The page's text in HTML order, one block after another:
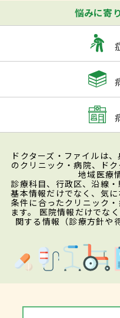
悩みに寄
ドクターズ・ファイルは
のクリニック・病院、ド
地域医療
診療科目、行政区、沿線
基本情報だけでなく、気
条件に合ったクリニック
ます。 医院情報だけでな
関する情報（診療方針や